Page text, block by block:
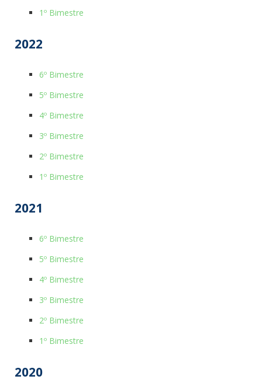
1º Bimestre
2022
6º Bimestre
5º Bimestre
4º Bimestre
3º Bimestre
2º Bimestre
1º Bimestre
2021
6º Bimestre
5º Bimestre
4º Bimestre
3º Bimestre
2º Bimestre
1º Bimestre
2020